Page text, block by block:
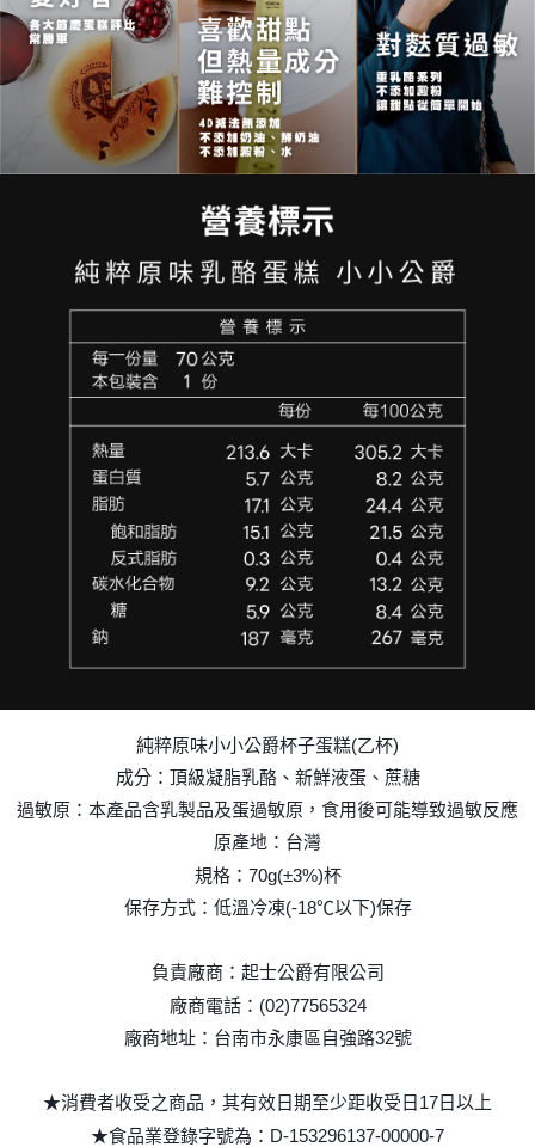
純粹原味小小公爵杯子蛋糕(乙杯)
成分：頂級凝脂乳酪、新鮮液蛋、蔗糖
過敏原：本產品含乳製品及蛋過敏原，食用後可能導致過敏反應
原產地：台灣
規格：70g(±3%)杯
保存方式：低溫冷凍(-18℃以下)保存
負責廠商：起士公爵有限公司
廠商電話：(02)77565324
廠商地址：台南市永康區自強路32號
★消費者收受之商品，其有效日期至少距收受日17日以上
★食品業登錄字號為：D-153296137-00000-7